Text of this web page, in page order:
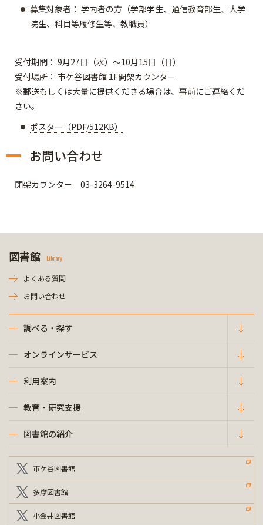
募集対象者： 学内者の方（学部学生、通信教育部生、大学
院生、科目等履修生等、教職員）
受付期間： 9月27日（水）～10月15日（日）
受付場所： 市ケ谷図書館 1F開架カウンター
※郵送もしくは大量に提供くださる場合は、事前にご連絡くだ
さい。
ポスター（PDF/512KB）
お問い合わせ
閉架カウンター 03-3264-9514
図書館 Library
よくある質問
お問い合わせ
調べる・探す
オンラインサービス
利用案内
教育・研究支援
図書館の紹介
市ケ谷図書館
多摩図書館
小金井図書館